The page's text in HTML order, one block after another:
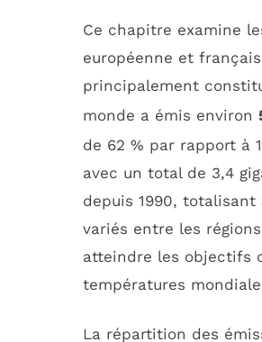
Ce chapitre examine
européenne et
principalement
monde a émis environ
de 62 % par rapport à
avec un total de 3,4
depuis 1990, totalisant
variés entre les
atteindre les objectifs
températures
La répartition des